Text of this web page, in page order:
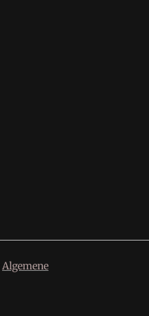
Algemene